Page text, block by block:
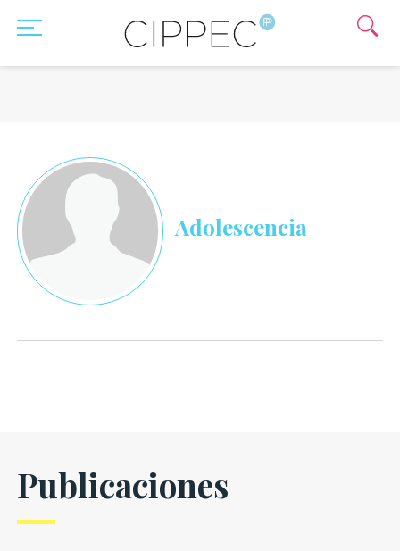
Adolescencia
Publicaciones